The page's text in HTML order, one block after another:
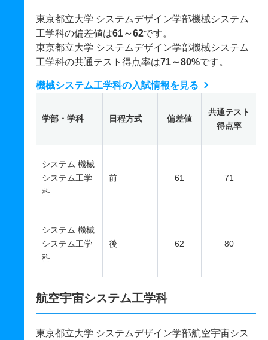
東京都立大学 システムデザイン学部機械システム
工学科の偏差値は61～62です。
東京都立大学 システムデザイン学部機械システム
工学科の共通テスト得点率は71～80%です。
機械システム工学科の入試情報を見る
学部・学科 日程方式 偏差値
共通テスト
得点率
システム 機械
システム工学
科
前 61 71
システム 機械
システム工学
科
後 62 80
航空宇宙システム工学科
東京都立大学 システムデザイン学部航空宇宙シス